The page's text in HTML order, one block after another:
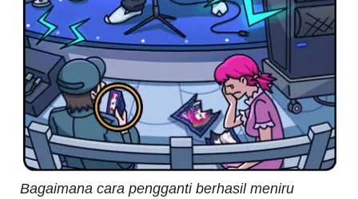
Bagaimana cara pengganti berhasil meniru